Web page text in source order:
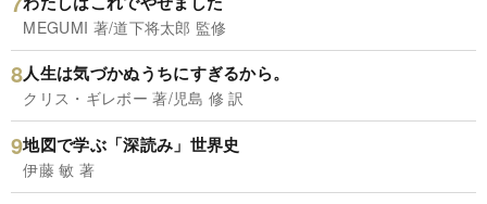
MEGUMI 著/道下将太郎 監修
人生は気づかぬうちにすぎるから。
クリス・ギレボー 著/児島 修 訳
地図で学ぶ「深読み」世界史
伊藤 敏 著